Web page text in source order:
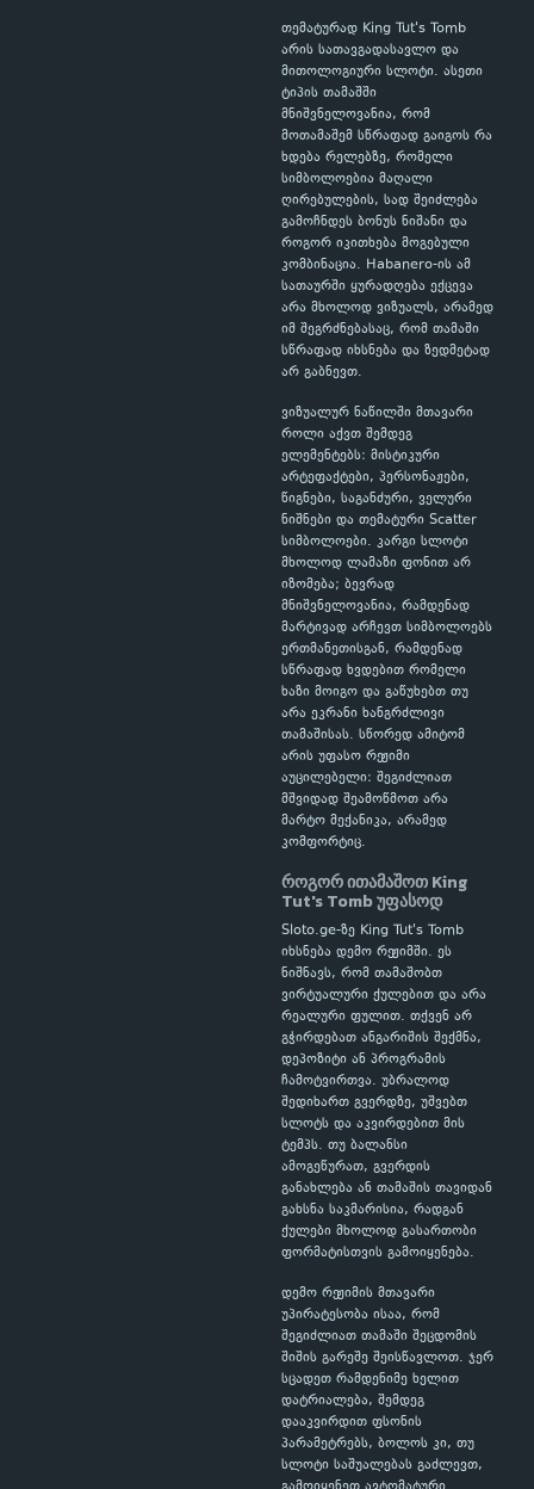
თემატურად King Tut's Tomb
არის სათავგადასავლო და
მითოლოგიური სლოტი. ასეთი
ტიპის თამაშში
მნიშვნელოვანია, რომ
მოთამაშემ სწრაფად გაიგოს რა
ხდება რელებზე, რომელი
სიმბოლოებია მაღალი
ღირებულების, სად შეიძლება
გამოჩნდეს ბონუს ნიშანი და
როგორ იკითხება მოგებული
კომბინაცია. Habanero-ის ამ
სათაურში ყურადღება ექცევა
არა მხოლოდ ვიზუალს, არამედ
იმ შეგრძნებასაც, რომ თამაში
სწრაფად იხსნება და ზედმეტად
არ გაბნევთ.
ვიზუალურ ნაწილში მთავარი
როლი აქვთ შემდეგ
ელემენტებს: მისტიკური
არტეფაქტები, პერსონაჟები,
წიგნები, საგანძური, ველური
ნიშნები და თემატური Scatter
სიმბოლოები. კარგი სლოტი
მხოლოდ ლამაზი ფონით არ
იზომება; ბევრად
მნიშვნელოვანია, რამდენად
მარტივად არჩევთ სიმბოლოებს
ერთმანეთისგან, რამდენად
სწრაფად ხვდებით რომელი
ხაზი მოიგო და გაწუხებთ თუ
არა ეკრანი ხანგრძლივი
თამაშისას. სწორედ ამიტომ
არის უფასო რეჟიმი
აუცილებელი: შეგიძლიათ
მშვიდად შეამოწმოთ არა
მარტო მექანიკა, არამედ
კომფორტიც.
როგორ ითამაშოთ King
Tut's Tomb უფასოდ
Sloto.ge-ზე King Tut's Tomb
იხსნება დემო რეჟიმში. ეს
ნიშნავს, რომ თამაშობთ
ვირტუალური ქულებით და არა
რეალური ფულით. თქვენ არ
გჭირდებათ ანგარიშის შექმნა,
დეპოზიტი ან პროგრამის
ჩამოტვირთვა. უბრალოდ
შედიხართ გვერდზე, უშვებთ
სლოტს და აკვირდებით მის
ტემპს. თუ ბალანსი
ამოგეწურათ, გვერდის
განახლება ან თამაშის თავიდან
გახსნა საკმარისია, რადგან
ქულები მხოლოდ გასართობი
ფორმატისთვის გამოიყენება.
დემო რეჟიმის მთავარი
უპირატესობა ისაა, რომ
შეგიძლიათ თამაში შეცდომის
შიშის გარეშე შეისწავლოთ. ჯერ
სცადეთ რამდენიმე ხელით
დატრიალება, შემდეგ
დააკვირდით ფსონის
პარამეტრებს, ბოლოს კი, თუ
სლოტი საშუალებას გაძლევთ,